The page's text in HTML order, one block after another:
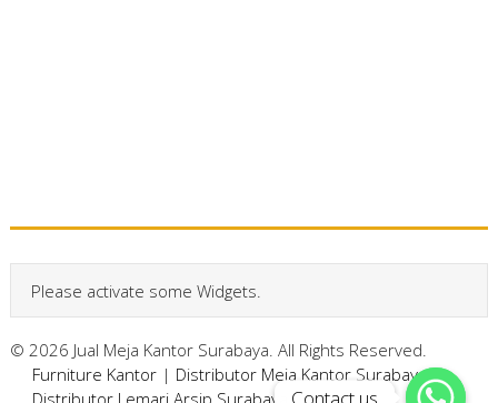
Please activate some Widgets.
© 2026 Jual Meja Kantor Surabaya. All Rights Reserved.
Furniture Kantor| Distributor Meja Kantor Surabaya|
Distributor Lemari Arsip Surabaya
Contact us
Contact us